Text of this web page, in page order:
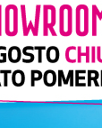
Gpl
AUTO DR